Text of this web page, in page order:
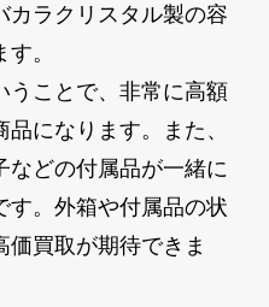
カラクリスタル製の容
。
うことで、非常に高額
になります。また、
などの付属品が一緒に
す。外箱や付属品の状
買取が期待できま